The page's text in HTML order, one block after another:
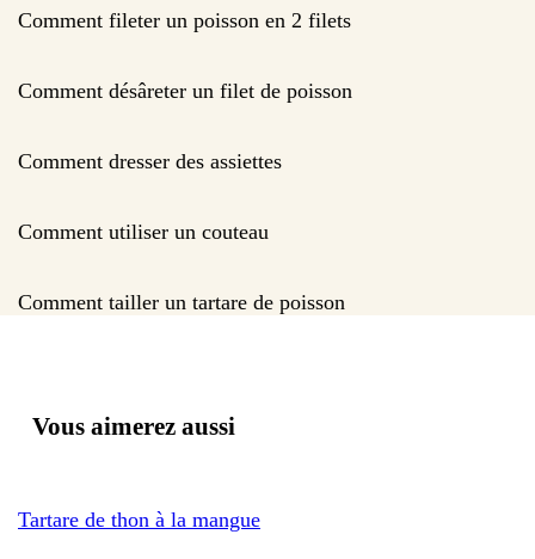
Comment fileter un poisson en 2 filets
Comment désâreter un filet de poisson
Comment dresser des assiettes
Comment utiliser un couteau
Comment tailler un tartare de poisson
Vous aimerez aussi
Tartare de thon à la mangue